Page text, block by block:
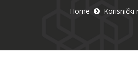
Home Korisnički